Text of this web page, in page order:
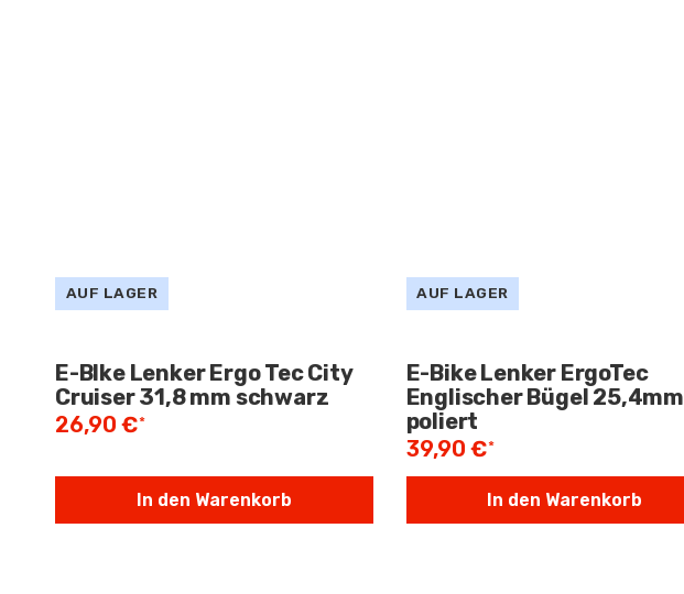
AUF LAGER
E-BIke Lenker Ergo Tec City
Cruiser 31,8 mm schwarz
26,90 €*
In den Warenkorb
AUF LAGER
E-Bike Lenker ErgoTec
Englischer Bügel 25,4mm
poliert
39,90 €*
In den Warenkorb